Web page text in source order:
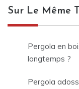
Sur Le Même
Pergola en
longtemps ?
Pergola